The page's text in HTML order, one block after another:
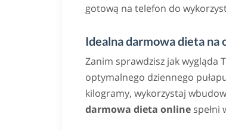
gotową na telefon do
Idealna darmowa dieta na
Zanim sprawdzisz jak wygląda
optymalnego dziennego
kilogramy, wykorzystaj
darmowa dieta online spełni